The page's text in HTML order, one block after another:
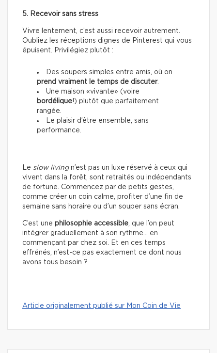
5. Recevoir sans stress
Vivre lentement, c’est aussi recevoir autrement.
Oubliez les réceptions dignes de Pinterest qui vous
épuisent. Privilégiez plutôt :
Des soupers simples entre amis, où on
prend vraiment le temps de discuter.
Une maison «vivante» (voire
bordélique!) plutôt que parfaitement
rangée.
Le plaisir d’être ensemble, sans
performance.
Le slow livingn’est pas un luxe réservé à ceux qui
vivent dans la forêt, sont retraités ou indépendants
de fortune. Commencez par de petits gestes,
comme créer un coin calme, profiter d’une fin de
semaine sans horaire ou d’un souper sans écran.
C’est une philosophie accessible, que l’on peut
intégrer graduellement à son rythme… en
commençant par chez soi. Et en ces temps
effrénés, n’est-ce pas exactement ce dont nous
avons tous besoin ?
Article originalement publié sur Mon Coin de Vie